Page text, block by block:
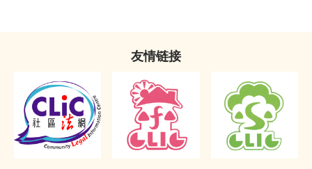
《罪犯自新条例》只适用于香港
友情链接